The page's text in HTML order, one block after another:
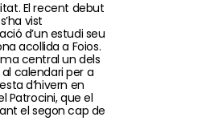
El recent debut
vist
d’un estudi seu
acollida a Foios.
central un dels
calendari per a
d’hivern en
Patrocini, que el
el segon cap de